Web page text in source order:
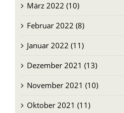
Februar 2022 (8)
Januar 2022 (11)
Dezember 2021 (13)
November 2021 (10)
Oktober 2021 (11)
September 2021 (9)